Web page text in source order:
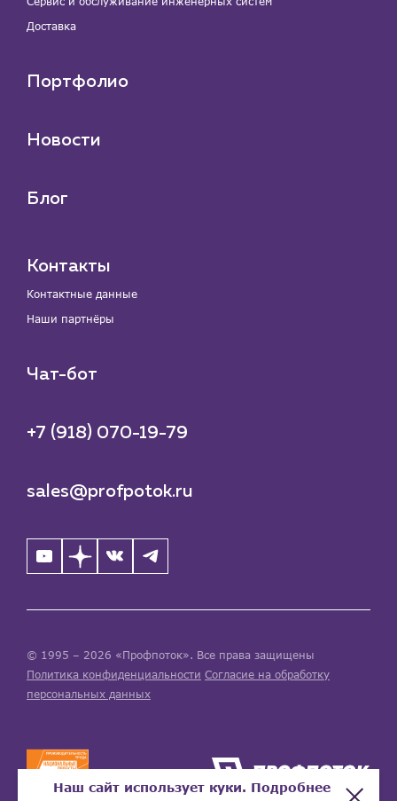
Доставка
Портфолио
Новости
Блог
Контакты
Контактные данные
Наши партнёры
Чат-бот
+7 (918) 070-19-79
sales@profpotok.ru
© 1995 – 2026 «Профпоток». Все права защищены
Политика конфиденциальности Согласие на обработку
персональных данных
Наш сайт использует куки. Подробнее